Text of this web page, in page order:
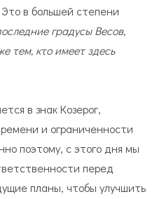
в большей степени
градусы Весов,
тем, кто имеет здесь
в знак Козерог,
и ограниченности
поэтому, с этого дня мы
перед
планы, чтобы улучшить